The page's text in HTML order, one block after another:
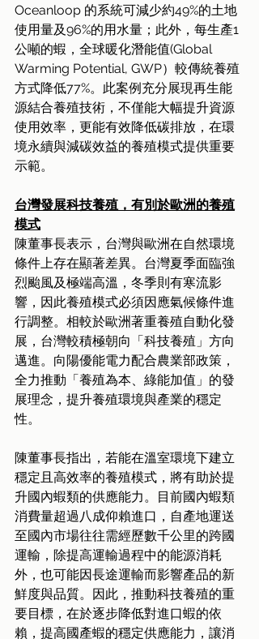
Oceanloop 的系統可減少約49%的土地
使用量及96%的用水量；此外，每生產1
公噸的蝦，全球暖化潛能值(Global
Warming Potential, GWP）較傳統養殖
方式降低77%。此案例充分展現再生能
源結合養殖技術，不僅能大幅提升資源
使用效率，更能有效降低碳排放，在環
境永續與減碳效益的養殖模式提供重要
示範。
台灣發展科技養殖，有別於歐洲的養殖
模式
陳董事長表示，台灣與歐洲在自然環境
條件上存在顯著差異。台灣夏季面臨強
烈颱風及極端高溫，冬季則有寒流影
響，因此養殖模式必須因應氣候條件進
行調整。相較於歐洲著重養殖自動化發
展，台灣較積極朝向「科技養殖」方向
邁進。向陽優能電力配合農業部政策，
全力推動「養殖為本、綠能加值」的發
展理念，提升養殖環境與產業的穩定
性。
陳董事長指出，若能在溫室環境下建立
穩定且高效率的養殖模式，將有助於提
升國內蝦類的供應能力。目前國內蝦類
消費量超過八成仰賴進口，自產地運送
至國內市場往往需經歷數千公里的跨國
運輸，除提高運輸過程中的能源消耗
外，也可能因長途運輸而影響產品的新
鮮度與品質。因此，推動科技養殖的重
要目標，在於逐步降低對進口蝦的依
賴，提高國產蝦的穩定供應能力，讓消